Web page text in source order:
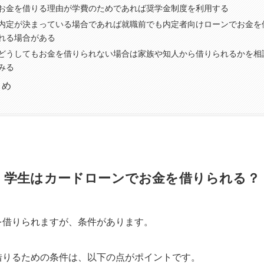
金を借りる理由が学費のためであれば奨学金制度を利用する
定が決まっている場合であれば就職前でも内定者向けローンでお金を
る場合がある
うしてもお金を借りられない場合は家族や知人から借りられるかを相
る
学生はカードローンでお金を借りられる？
りられますが、条件があります。
るための条件は、以下の点がポイントです。